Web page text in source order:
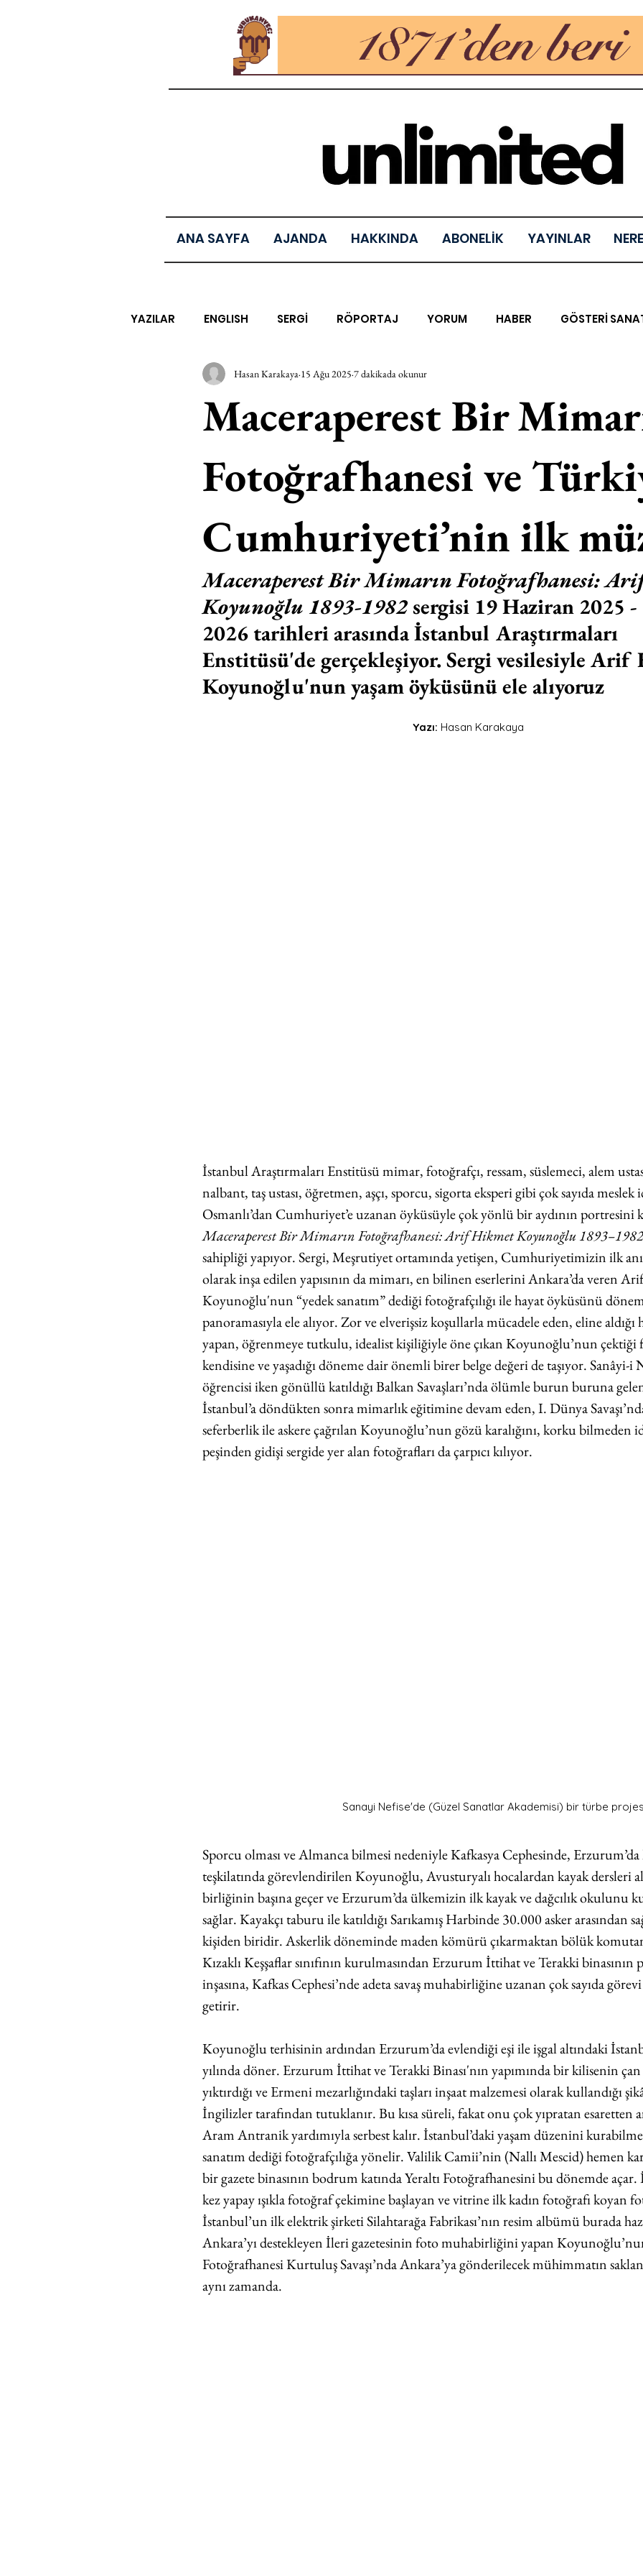
ANA SAYFA AJANDA HAKKINDA ABONELİK YAYINLAR
YAZILAR ENGLISH SERGİ RÖPORTAJ YORUM HABER GÖSTERİ
EDEBİYAT SİNEMA ARAŞTIRMA BİENAL
MÜZİK EGZERSİZLER YEL TOZ PORTRELER ON SORULUK
AK-SAYANLAR #GEÇMİŞTEBUGÜN XXY ODAK: RESİM KIVRIM PARIS
AKS-ENDAZ TUHAF AÇI SINIRSIZ ZİYARETLER
Maceraperest Bir
Fotoğrafhanesi ve
Cumhuriyeti’nin ilk
Hasan Karakaya 15 Ağu 2025 7 dakikada okunur
Maceraperest Bir Mimarın Fotoğrafhanesi:
Koyunoğlu 1893-1982 sergisi 19 Haziran 2025 -
2026 tarihleri arasında İstanbul Araştırmaları
Enstitüsü'de gerçekleşiyor. Sergi vesilesiyle
Koyunoğlu'nun yaşam öyküsünü ele alıyoruz
Yazı: Hasan Karakaya
İstanbul Araştırmaları Enstitüsü mimar, fotoğrafçı, ressam, süslemeci, alem
nalbant, taş ustası, öğretmen, aşçı, sporcu, sigorta eksperi gibi çok sayıda meslek
Osmanlı’dan Cumhuriyet’e uzanan öyküsüyle çok yönlü bir aydının
Maceraperest Bir Mimarın Fotoğrafhanesi: Arif Hikmet Koyunoğlu 1893–1982
sahipliği yapıyor. Sergi, Meşrutiyet ortamında yetişen, Cumhuriyetimizin ilk
olarak inşa edilen yapısının da mimarı, en bilinen eserlerini Ankara’da veren
Koyunoğlu'nun “yedek sanatım” dediği fotoğrafçılığı ile hayat öyküsünü
panoramasıyla ele alıyor. Zor ve elverişsiz koşullarla mücadele eden, eline aldığı
yapan, öğrenmeye tutkulu, idealist kişiliğiyle öne çıkan Koyunoğlu’nun çektiği
kendisine ve yaşadığı döneme dair önemli birer belge değeri de taşıyor. Sanâyi-
öğrencisi iken gönüllü katıldığı Balkan Savaşları’nda ölümle burun buruna
İstanbul’a döndükten sonra mimarlık eğitimine devam eden, I. Dünya
seferberlik ile askere çağrılan Koyunoğlu’nun gözü karalığını, korku bilmeden
peşinden gidişi sergide yer alan fotoğrafları da çarpıcı kılıyor.
Sanayi Nefise'de (Güzel Sanatlar Akademisi) bir türbe
Sporcu olması ve Almanca bilmesi nedeniyle Kafkasya Cephesinde, Erzurum’da
teşkilatında görevlendirilen Koyunoğlu, Avusturyalı hocalardan kayak dersleri
birliğinin başına geçer ve Erzurum’da ülkemizin ilk kayak ve dağcılık okulunu
sağlar. Kayakçı taburu ile katıldığı Sarıkamış Harbinde 30.000 asker arasından
kişiden biridir. Askerlik döneminde maden kömürü çıkarmaktan bölük
Kızaklı Keşşaflar sınıfının kurulmasından Erzurum İttihat ve Terakki binasının
inşasına, Kafkas Cephesi’nde adeta savaş muhabirliğine uzanan çok sayıda
getirir.
Koyunoğlu terhisinin ardından Erzurum’da evlendiği eşi ile işgal altındaki
yılında döner. Erzurum İttihat ve Terakki Binası'nın yapımında bir kilisenin
yıktırdığı ve Ermeni mezarlığındaki taşları inşaat malzemesi olarak kullandığı
İngilizler tarafından tutuklanır. Bu kısa süreli, fakat onu çok yıpratan esaretten
Aram Antranik yardımıyla serbest kalır. İstanbul’daki yaşam düzenini
sanatım dediği fotoğrafçılığa yönelir. Valilik Camii’nin (Nallı Mescid) hemen
bir gazete binasının bodrum katında Yeraltı Fotoğrafhanesini bu dönemde
kez yapay ışıkla fotoğraf çekimine başlayan ve vitrine ilk kadın fotoğrafı koyan
İstanbul’un ilk elektrik şirketi Silahtarağa Fabrikası’nın resim albümü burada
Ankara’yı destekleyen İleri gazetesinin foto muhabirliğini yapan
Fotoğrafhanesi Kurtuluş Savaşı’nda Ankara’ya gönderilecek mühimmatın
aynı zamanda.